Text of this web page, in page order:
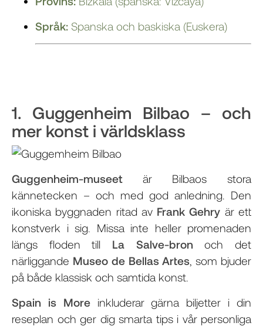
Språk: Spanska och baskiska (Euskera)
1. Guggenheim Bilbao – och
mer konst i världsklass
Guggenheim-museetär Bilbaos stora
kännetecken – och med god anledning. Den
ikoniska byggnaden ritad av Frank Gehry är ett
konstverk i sig. Missa inte heller promenaden
längs floden till La Salve-bronoch det
närliggande Museo de Bellas Artes, som bjuder
på både klassisk och samtida konst.
Spain is Moreinkluderar gärna biljetter i din
reseplan och ger dig smarta tips i vår personliga